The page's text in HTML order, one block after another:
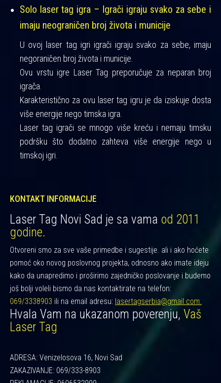
Solo laser tag igra – Igrači igraju svako za sebe i
imaju neograničen broj života i municije
U ovoj laser tag igri igrači igraju svako za sebe, imaju
negoraničen broj života i municije.
Ovu vrstu igre Laser Tag preporučuje za neparan broj
igrača.
Karakteristično za ovu laser tag igru je da iziskuje dosta
više energije nego timska igra.
Laser tag igrači se mnogo više kreću i nemaju timsku
podršku što dodatno zahteva više energije nego u
timskoj igri.
KONTAKT INFORMACIJE
Laser Tag Novi Sad je sa vama od 2011
godine.
Otvoreni smo za sve vaše primedbe i sugestije. ali i ako hoćete
pomoć oko novog poslovnog projekta, odnosno ako imate ideju
kako da unapredimo i proširimo zajedničko poslovanje i budemo
još bolji voleli bismo da nas kontaktirate na telefon:
069/3338903 ili na email adresu: lasertagserbia@gmail.com.
Hvala Vam na ukazanom poverenju, Vaš
Laser Tag
ADRESA: Venizelosova 16, Novi Sad
ZAKAZIVANJE: 069/333-8903